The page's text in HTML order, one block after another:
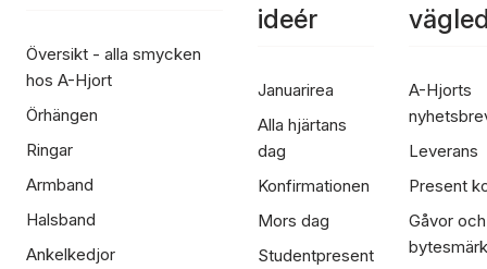
Översikt - alla smycken
hos A-Hjort
Örhängen
Ringar
Armband
Halsband
Ankelkedjor
ideér
Januarirea
Alla hjärtans
dag
Konfirmationen
Mors dag
Studentpresent
A-Hjorts
Leverans
Present
Gåvor och